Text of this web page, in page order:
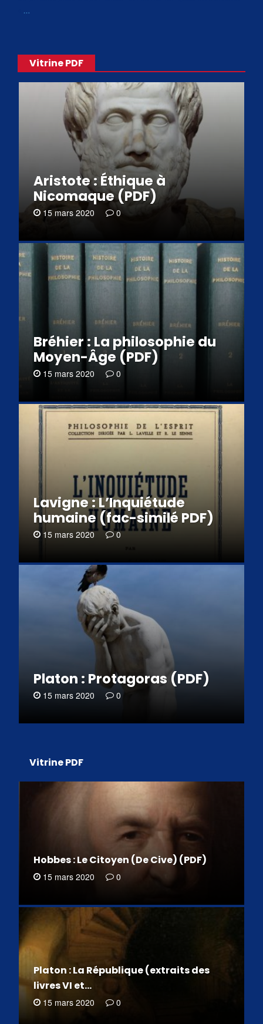
…
Vitrine PDF
Aristote : Éthique à
Nicomaque (PDF)
15 mars 2020 0
Bréhier : La philosophie du
Moyen-Âge (PDF)
15 mars 2020 0
Lavigne : L’Inquiétude
humaine (fac-similé PDF)
15 mars 2020 0
Platon : Protagoras (PDF)
15 mars 2020 0
Vitrine PDF
Hobbes : Le Citoyen (De Cive) (PDF)
15 mars 2020 0
Platon : La République (extraits des
livres VI et…
15 mars 2020 0